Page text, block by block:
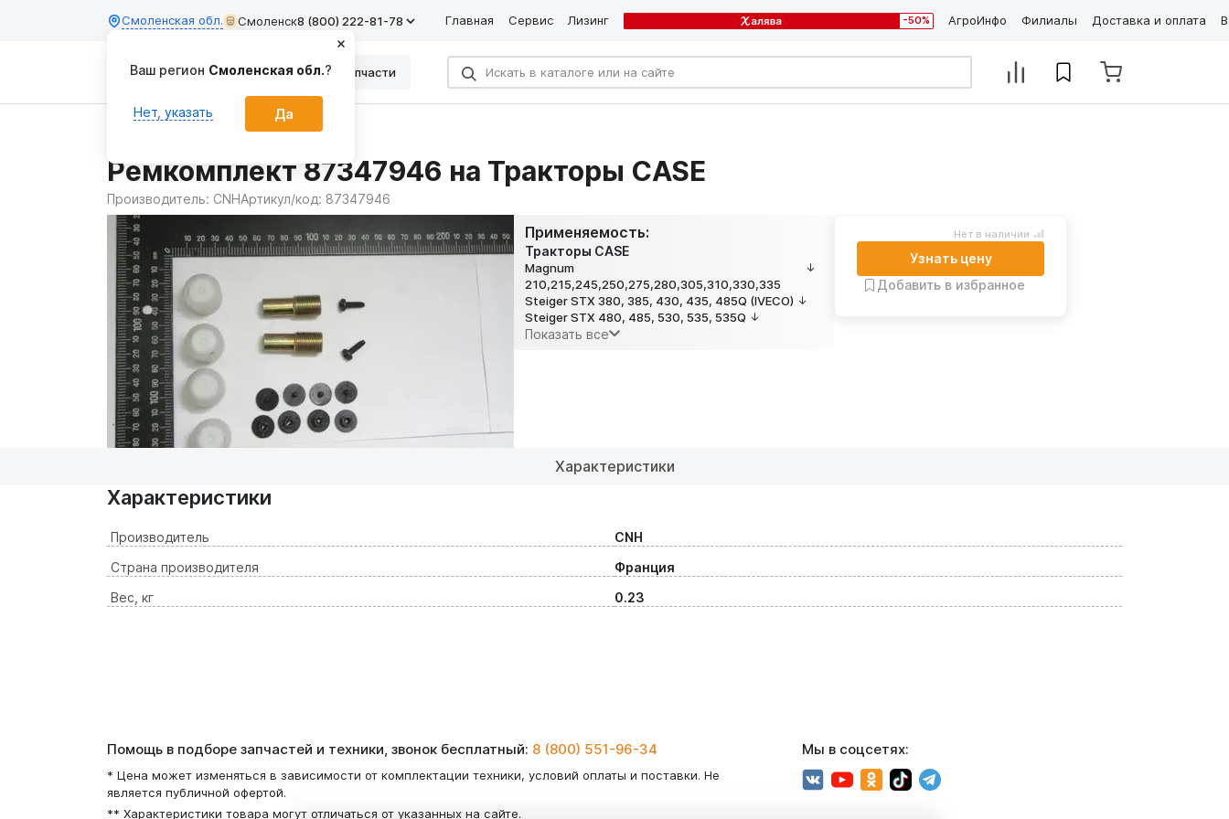
Смоленская обл. Смоленск8 (800) 222-81-78 Главная Сервис Лизинг -50% АгроИнфо Филиалы Доставка и оплата
Каталог Запчасти
Ремкомплект 87347946 на Тракторы CASE
Производитель: CNHАртикул/код: 87347946
Применяемость:
Тракторы CASE
Magnum
210,215,245,250,275,280,305,310,330,335
Steiger STX 380, 385, 430, 435, 485Q (IVECO)
Steiger STX 480, 485, 530, 535, 535Q
Показать все
Нет в наличии
Узнать цену
Добавить в избранное
Характеристики
Характеристики
Производитель
CNH
Страна производителя
Франция
Вес, кг
0.23
Помощь в подборе запчастей и техники, звонок бесплатный: 8 (800) 551-96-34
* Цена может изменяться в зависимости от комплектации техники, условий оплаты и поставки. Не
является публичной офертой.
** Характеристики товара могут отличаться от указанных на сайте.
Мы в соцсетях:
Ваш регион Смоленская обл.?
Нет, указать Да